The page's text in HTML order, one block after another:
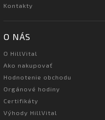
Kontakty
O NÁS
O HillVital
Ako nakupovať
Hodnotenie obchodu
Orgánové hodiny
Certifikáty
Výhody HillVital